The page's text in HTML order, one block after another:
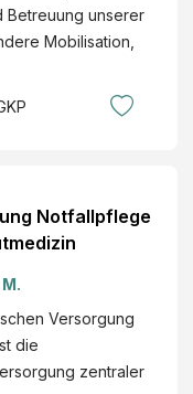
Betreuung unserer
Mobilisation,
Notfallpflege
Versorgung
die
zentraler